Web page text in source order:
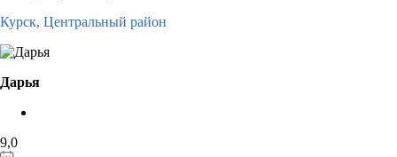
Курск, Центральный район
Дарья
9,0